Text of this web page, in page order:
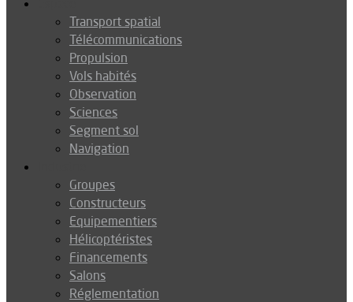
Transport spatial
Télécommunications
Propulsion
Vols habités
Observation
Sciences
Segment sol
Navigation
Groupes
Constructeurs
Equipementiers
Hélicoptéristes
Financements
Salons
Réglementation